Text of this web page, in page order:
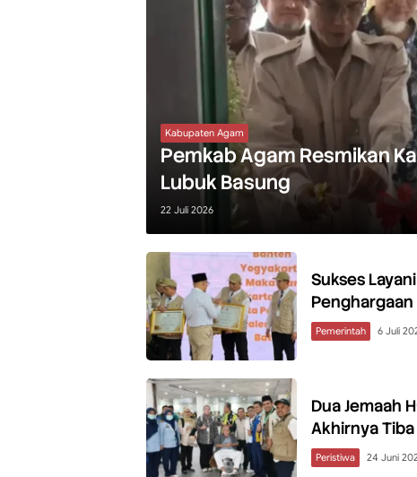
Kabupaten Agam
Pemkab Agam Resmikan
Lubuk Basung
22 Juli 2026
Sukses
Pemerintah 6 Juli
Dua Jemaah
Akhirnya
Peristiwa 24 Juni